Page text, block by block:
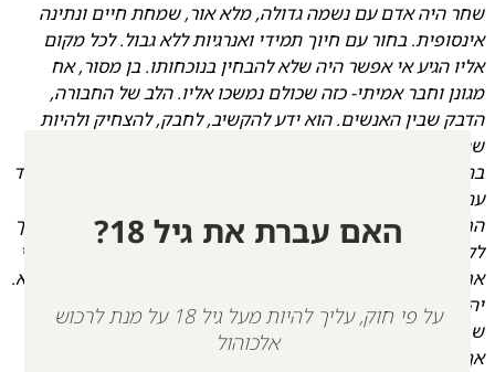
שחר היה אדם עם נשמה גדולה, מלא אור, שמחת חיים ונתינה
אינסופית. בחור עם חיוך תמידי ואנרגיות ללא גבול. לכל מקום
אליו הגיע אי אפשר היה שלא להבחין בנוכחותו. בן מסור, אח
מגונן וחבר אמיתי- כזה שכולם נמשכו אליו. הלב של החבורה,
הדבק שבין האנשים. הוא ידע להקשיב, לחבק, להצחיק ולהיות
שם באמת עבור כל מי שאהב.
בתאריך 7.10.23שחר יצא לרקוד את החיים במסיבת ה”נובה” יחד
עם בת זוגו שרון רפאי. עם תחילת מתקפת הטרור בעוטף עזה,
החלו להימלט מירי הטילים יחד עם חברתם אוריה ריקרדו. בסמוך
לקיבוץ מפלסים נתקלו השלושה במחבלים בני עוולה ונרצחו. אלי
אחיה של שרון יצא מביתו בכדי לנסות ולחלץ אותם ונרצח גם הוא.
יהי זכרם ברוך.
שחר הותיר אחריו חלל גדול,
אך גם אור גדול שנמשיך ונישא עימנו.
האם עברת את גיל 18?
על פי חוק, עליך להיות מעל גיל 18 על מנת לרכוש
אלכוהול